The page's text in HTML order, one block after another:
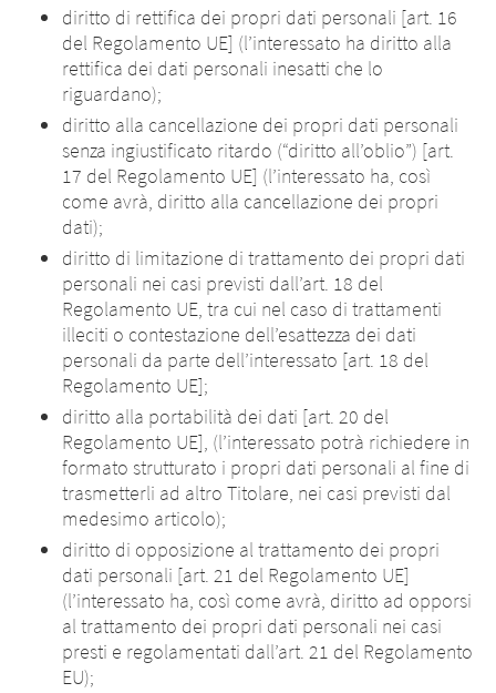
diritto di rettifica dei propri dati personali [art. 16
del Regolamento UE] (l’interessato ha diritto alla
rettifica dei dati personali inesatti che lo
riguardano);
diritto alla cancellazione dei propri dati personali
senza ingiustificato ritardo (“diritto all’oblio”) [art.
17 del Regolamento UE] (l’interessato ha, così
come avrà, diritto alla cancellazione dei propri
dati);
diritto di limitazione di trattamento dei propri dati
personali nei casi previsti dall’art. 18 del
Regolamento UE, tra cui nel caso di trattamenti
illeciti o contestazione dell’esattezza dei dati
personali da parte dell’interessato [art. 18 del
Regolamento UE];
diritto alla portabilità dei dati [art. 20 del
Regolamento UE], (l’interessato potrà richiedere in
formato strutturato i propri dati personali al fine di
trasmetterli ad altro Titolare, nei casi previsti dal
medesimo articolo);
diritto di opposizione al trattamento dei propri
dati personali [art. 21 del Regolamento UE]
(l’interessato ha, così come avrà, diritto ad opporsi
al trattamento dei propri dati personali nei casi
presti e regolamentati dall’art. 21 del Regolamento
EU);
Cambio di
piattaforma - Stai
per lasciare questa
pagina.
Stai lasciando questo sito web. Per quanto
concerne i contenuti della seguente pagina,
nonché i link agli altri siti web situati su
questa pagina, Merz Therapeutics GmbH non
ha modo di controllarne i contenuti. Merz
Cambio di Paese
- Stai per
lasciare questa
pagina.
Stai lasciando questo sito web. I
contenuti del seguente sito gestiti dalla
società madre o da un’altra società
affiliata, nonché i link ad altri siti
contenuti nel sito web, sono soggetti ai
requisiti legali del Paese in cui viene